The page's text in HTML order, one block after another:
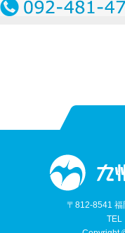
〒812-8541 福
TEL